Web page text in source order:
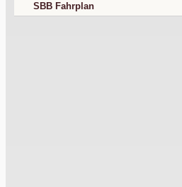
SBB Fahrplan